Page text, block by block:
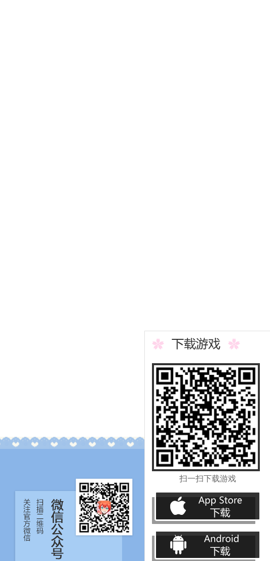
扫一扫下载游戏